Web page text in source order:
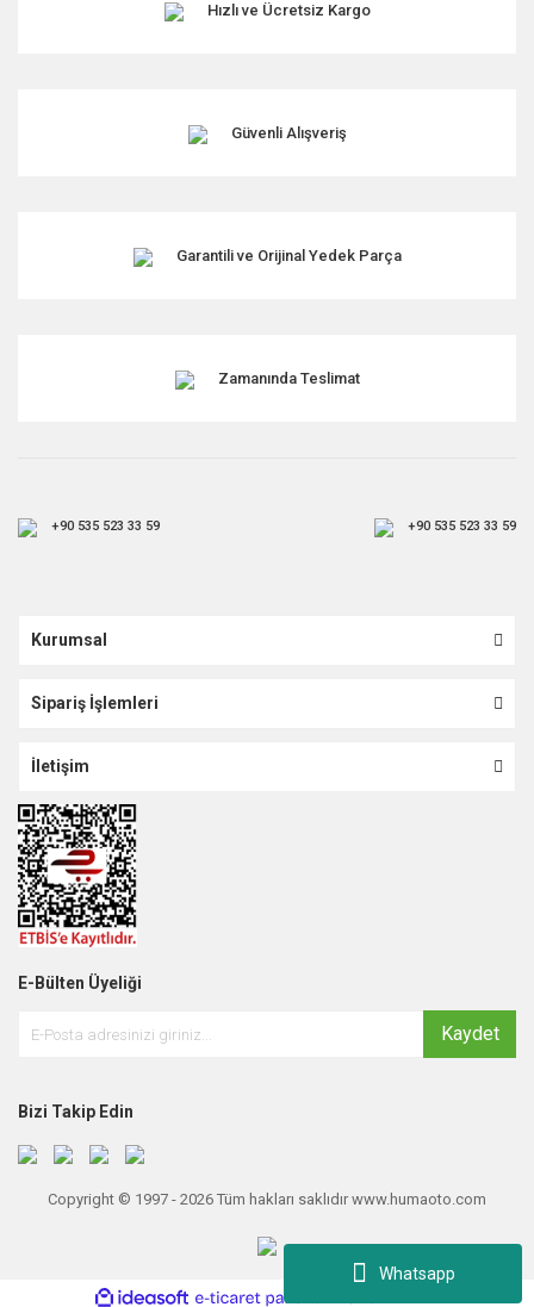
Whatsapp
Hızlı ve Ücretsiz Kargo
Güvenli Alışveriş
Garantili ve Orijinal Yedek Parça
Zamanında Teslimat
+90 535 523 33 59 +90 535 523 33 59
Kurumsal
Sipariş İşlemleri
İletişim
E-Bülten Üyeliği
Kaydet
Bizi Takip Edin
Copyright © 1997 - 2026 Tüm hakları saklıdır www.humaoto.com
ideasoft